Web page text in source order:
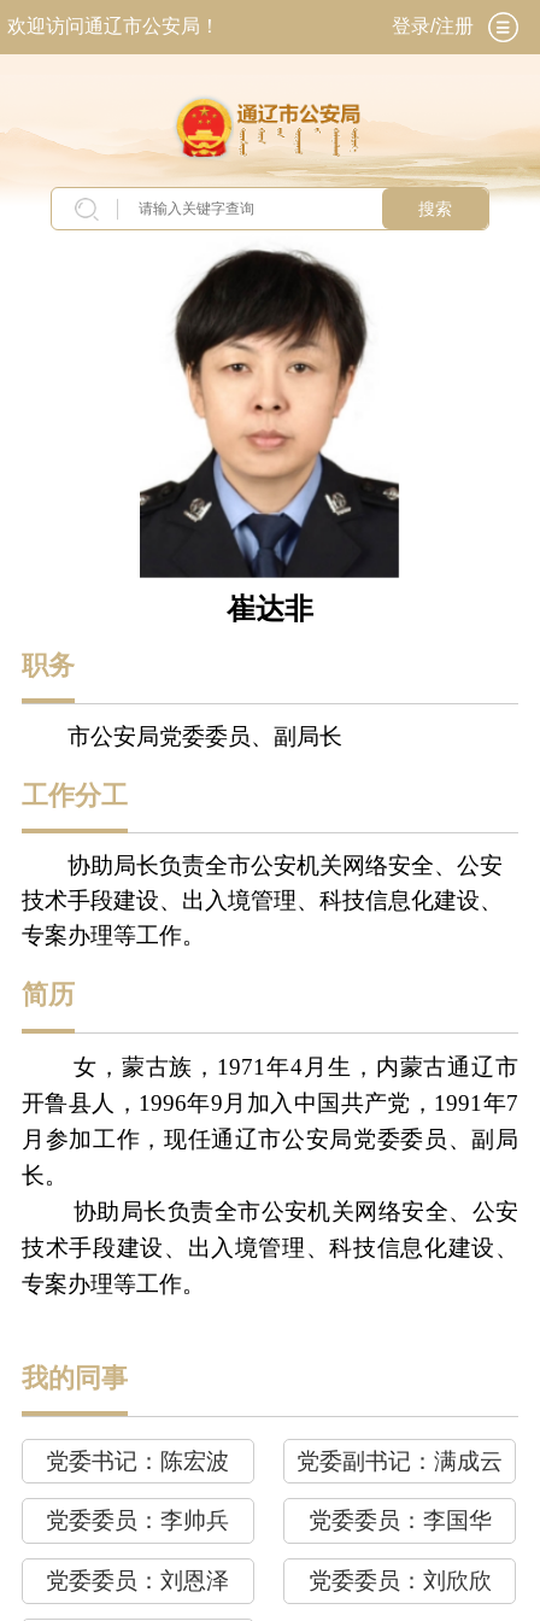
欢迎访问通辽市公安局！ 登录/注册
搜索
崔达非
职务
市公安局党委委员、副局长
工作分工
协助局长负责全市公安机关网络安全、公安
技术手段建设、出入境管理、科技信息化建设、
专案办理等工作。
简历
女，蒙古族， 1971年4月生，内蒙古通辽市
开鲁县人，1996年9月加入中国共产党，1991年7
月参加工作，现任通辽市公安局党委委员、副局
长。
协助局长负责全市公安机关网络安全、公安
技术手段建设、出入境管理、科技信息化建设、
专案办理等工作。
我的同事
党委书记： 陈宏波 党委副书记：满成云
党委委员：李帅兵 党委委员： 李国华
党委委员：刘恩泽 党委委员： 刘欣欣